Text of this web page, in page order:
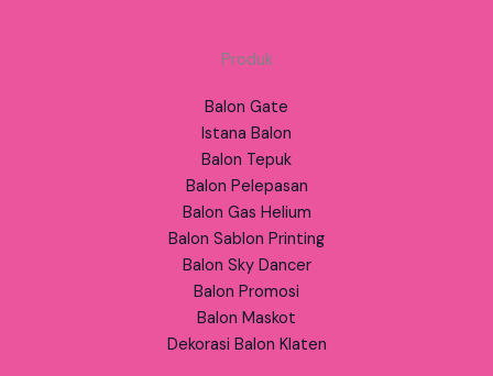
Produk
Balon Gate
Istana Balon
Balon Tepuk
Balon Pelepasan
Balon Gas Helium
Balon Sablon Printing
Balon Sky Dancer
Balon Promosi
Balon Maskot
Dekorasi Balon Klaten